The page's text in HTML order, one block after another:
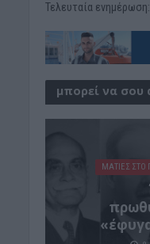
Τελευταία
μπορεί να σου
ΜΑΤΙΕΣ ΣΤΟ